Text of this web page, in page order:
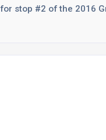
for stop #2 of the 2016